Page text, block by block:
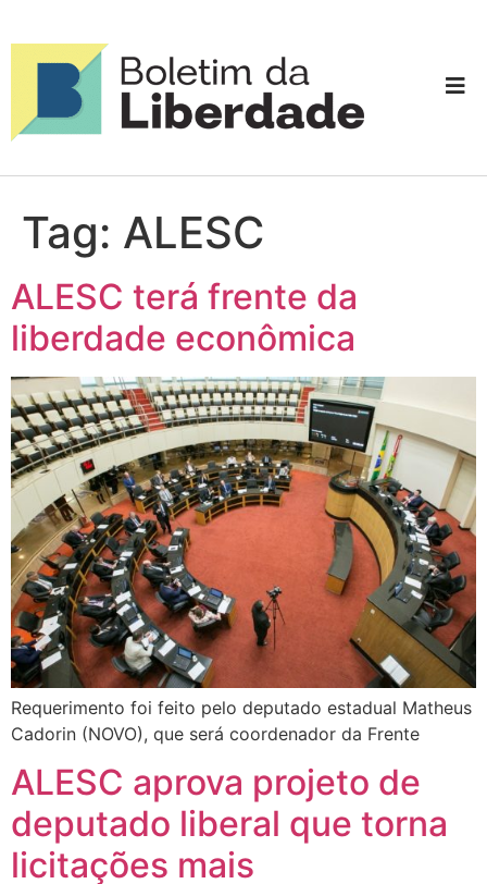
Tag: ALESC
ALESC terá frente da
liberdade econômica
Requerimento foi feito pelo deputado estadual Matheus
Cadorin (NOVO), que será coordenador da Frente
ALESC aprova projeto de
deputado liberal que torna
licitações mais